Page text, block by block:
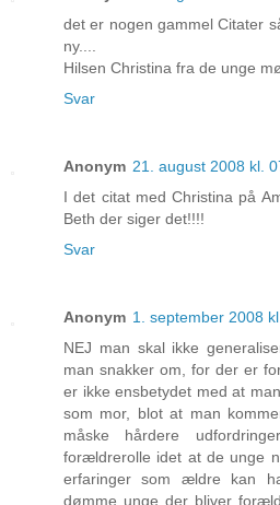
det er nogen gammel Citater
ny....
Hilsen Christina fra de unge
Svar
Anonym 21. august 2008 kl.
I det citat med Christina på
Beth der siger det!!!!
Svar
Anonym 1. september 2008
NEJ man skal ikke
man snakker om, for der er
er ikke ensbetydet med at
som mor, blot at man
måske hårdere
forældrerolle idet at de unge
erfaringer som ældre kan
dømme unge der bliver